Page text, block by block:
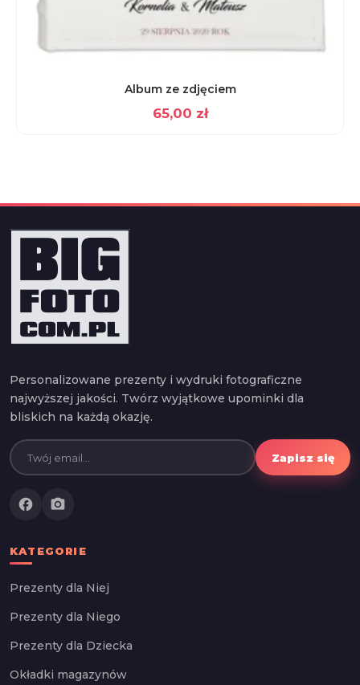
Album ze zdjęciem
65,00 zł
Personalizowane prezenty i wydruki fotograficzne
najwyższej jakości. Twórz wyjątkowe upominki dla
bliskich na każdą okazję.
Zapisz się
facebook photo_camera
KATEGORIE
Prezenty dla Niej
Prezenty dla Niego
Prezenty dla Dziecka
Okładki magazynów